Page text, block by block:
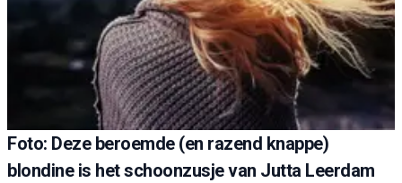
Foto: Deze beroemde (en razend knappe)
blondine is het schoonzusje van Jutta Leerdam